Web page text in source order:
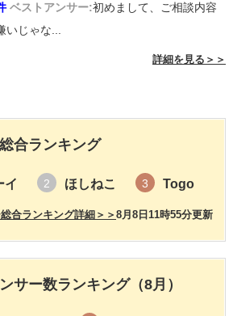
ベストアンサー:初めまして、ご相談内容
いじゃな...
詳細を見る＞＞
合ランキング
イ 2 ほしねこ 3 Togo
8月8日11時55分更新
合ランキング詳細＞＞
サー数ランキング（8月）